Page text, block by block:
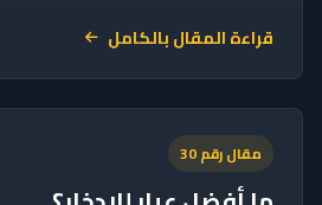
قراءة المقال بالكامل
مقال رقم 30